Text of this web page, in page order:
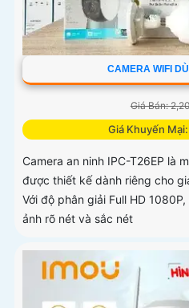
CAMERA WIFI
Giá Bán:
Giá Khuyến
Camera an ninh IPC-T26EP là
được thiết kế dành riêng cho
Với độ phân giải Full HD
ảnh rõ nét và sắc nét